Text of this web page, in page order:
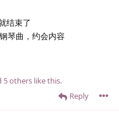
结束了
琴曲，约会内容
Reply
5others like this.